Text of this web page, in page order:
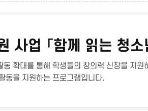
사업 「함께 읽는 청소
동 확대를 통해 학생들의 창의력 신장을 지
동을 지원하는 프로그램입니다.